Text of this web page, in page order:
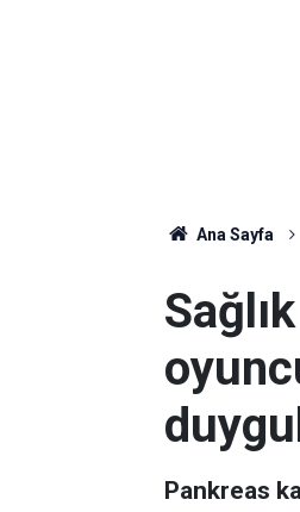
Ana Sayfa
Pankreas